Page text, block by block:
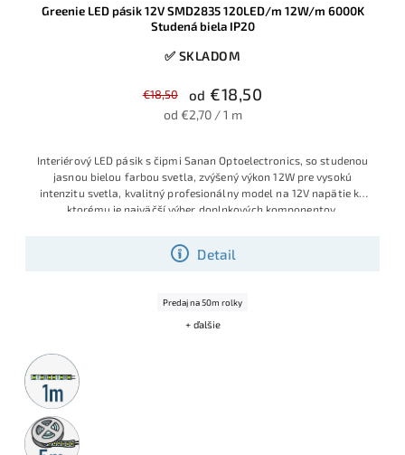
Greenie LED pásik 12V SMD2835 120LED/m 12W/m 6000K
Studená biela IP20
✅ SKLADOM
€18,50 od €18,50
od €2,70 / 1 m
Detail
Interiérový LED pásik s čipmi Sanan Optoelectronics, so studenou
jasnou bielou farbou svetla, zvýšený výkon 12W pre vysokú
intenzitu svetla, kvalitný profesionálny model na 12V napätie ku
ktorému je najväčší výber doplnkových komponentov
Predaj na 50m rolky
+ ďalšie
Metrážny
predaj
5m
rolka